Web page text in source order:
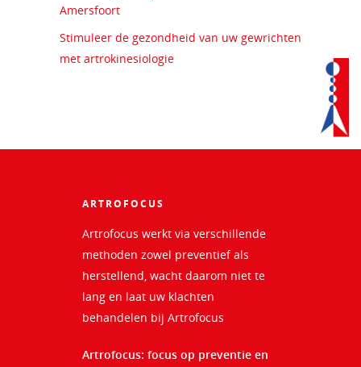
Amersfoort
Stimuleer de gezondheid van uw gewrichten
met artrokinesiologie
ARTROFOCUS
Artrofocus werkt via verschillende
methoden zowel preventief als
herstellend, wacht daarom niet te
lang en laat uw klachten
behandelen bij Artrofocus
Artrofocus: focus op preventie en